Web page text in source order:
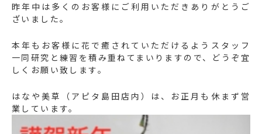
昨年中は多くのお客様にご利用いただきありがとうご
ざいました。
本年もお客様に花で癒されていただけるようスタッフ
一同研究と練習を積み重ねてまいりますので、どうぞ宜
しくお願い致します。
はなや美草（アピタ島田店内）は、お正月も休まず営
業しています。